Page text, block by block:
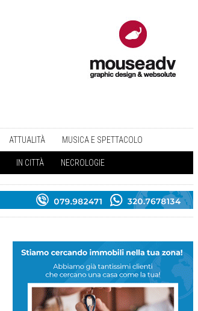
ATTUALITÀ MUSICA E SPETTACOLO
IN CITTÀ NECROLOGIE